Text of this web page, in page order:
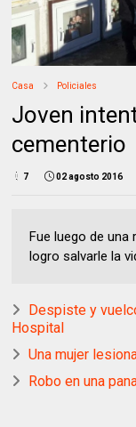
Casa Policiales
Joven
cementerio
7 02 agosto 2016
Fue luego de una
logro salvarle la
Despiste y
Hospital
Una mujer
Robo en una